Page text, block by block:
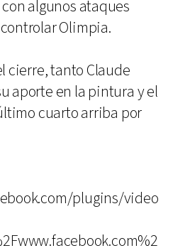
algunos ataques
Olimpia.
cierre, tanto Claude
aporte en la pintura y el
cuarto arriba por
plugins/video